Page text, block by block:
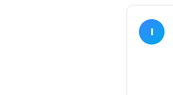
I